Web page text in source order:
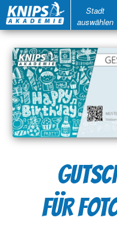
Stadt
auswählen
FÜR